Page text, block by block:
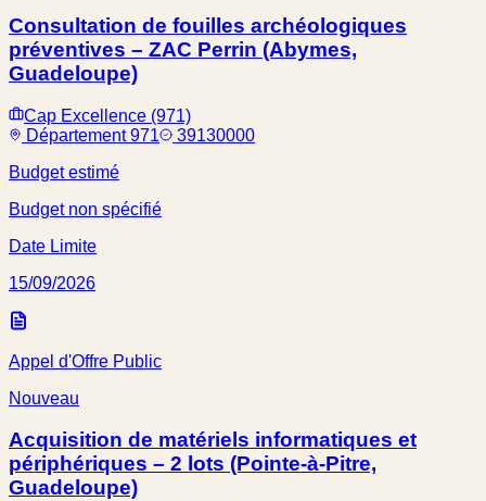
Consultation de fouilles archéologiques
préventives – ZAC Perrin (Abymes,
Guadeloupe)
Cap Excellence (971)
Département 971
39130000
Budget estimé
Budget non spécifié
Date Limite
15/09/2026
Appel d'Offre Public
Nouveau
Acquisition de matériels informatiques et
périphériques – 2 lots (Pointe-à-Pitre,
Guadeloupe)